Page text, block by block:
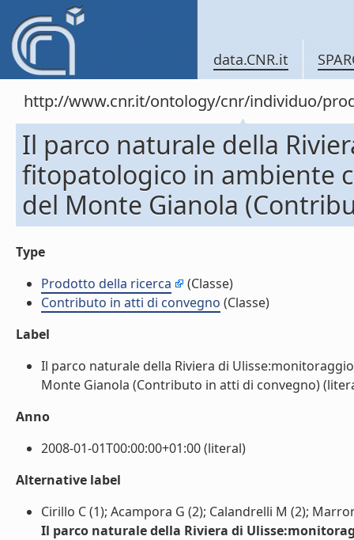
data.CNR.it
http://www.cnr.it/ontology/cnr/individuo/
Il parco naturale della
fitopatologico in ambiente
del Monte Gianola
Type
Prodotto della ricerca
(Classe)
Contributo in atti di convegno (Classe)
Label
Il parco naturale della Riviera di
Monte Gianola (Contributo in atti di convegno)
Anno
2008-01-01T00:00:00+01:00 (literal)
Alternative label
Cirillo C (1); Acampora G (2); Calandrelli M (2);
Il parco naturale della Riviera di